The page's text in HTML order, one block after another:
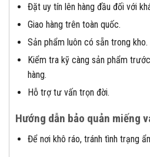
Đặt uy tín lên hàng đầu đối với
Giao hàng trên toàn quốc.
Sản phẩm luôn có sẵn trong kho.
Kiểm tra kỹ càng sản phẩm
hàng.
Hỗ trợ tư vấn trọn đời.
Hướng dẫn bảo quản miếng
Để nơi khô ráo, tránh tình trạng